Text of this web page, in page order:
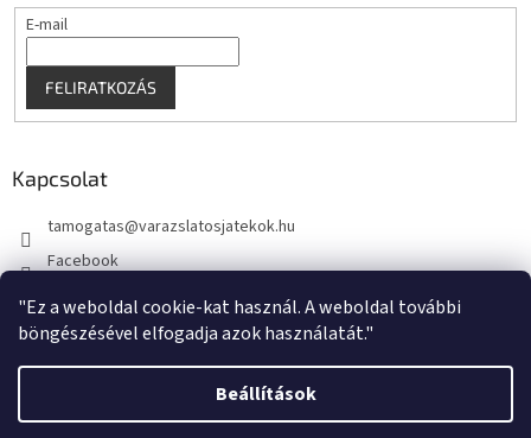
"Ez a weboldal cookie-kat használ. A weboldal további
böngészésével elfogadja azok használatát."
Beállítások
E-mail
FELIRATKOZÁS
Kapcsolat
tamogatas@varazslatosjatekok.hu
Facebook
kouzelnehry
Shoptet készítette